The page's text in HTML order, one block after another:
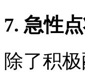
7. 急性
除了积